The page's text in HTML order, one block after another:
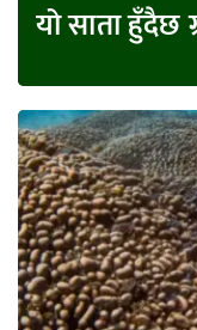
यो साता हुँदैछ